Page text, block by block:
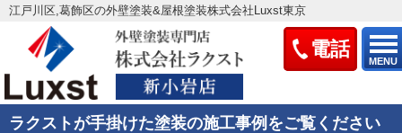
電話
MENU
江戸川区,葛飾区の外壁塗装&屋根塗装株式会社Luxst東京
ラクストが手掛けた塗装の施工事例をご覧ください